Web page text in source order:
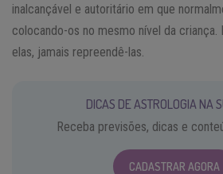
inalcançável e autoritário em que
colocando-os no mesmo nível da
elas, jamais repreendê-las.
DICAS DE ASTROLOGIA NA
Receba previsões, dicas e
CADASTRAR AGORA